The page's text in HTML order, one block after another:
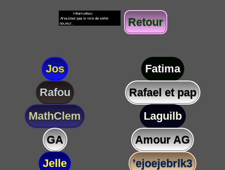
Retour
Jos
Fatima
Rafou
Rafael et pap
MathClem
Laguilb
GA
Amour AG
Jelle
’ejoejebrlk3